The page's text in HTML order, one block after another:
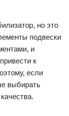
но это
подвески
и
к
если
выбирать